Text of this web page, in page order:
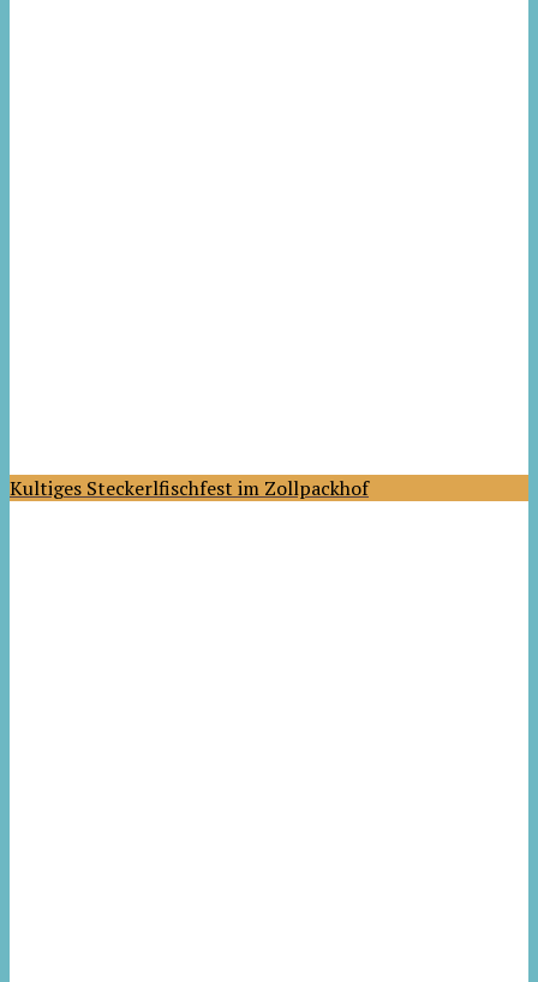
Kultiges Steckerlfischfest im Zollpackhof